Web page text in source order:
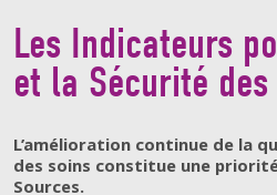
Les Indicateurs
et la Sécurité des
L’amélioration continue de la
des soins constitue une
Sources.